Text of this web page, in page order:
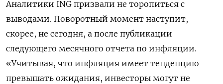
Аналитики ING призвали не торопиться с
выводами. Поворотный момент наступит,
скорее, не сегодня, а после публикации
следующего месячного отчета по инфляции.
«Учитывая, что инфляция имеет тенденцию
превышать ожидания, инвесторы могут не